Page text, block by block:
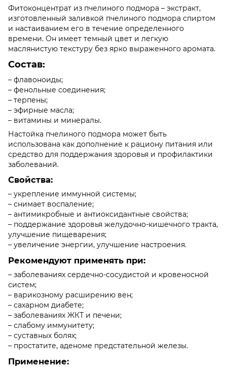
Фитоконцентрат из пчелиного подмора – экстракт,
изготовленный заливкой пчелиного подмора спиртом
и настаиванием его в течение определенного
времени. Он имеет темный цвет и легкую
маслянистую текстуру без ярко выраженного аромата.
Состав:
– флавоноиды;
– фенольные соединения;
– терпены;
– эфирные масла;
– витамины и минералы.
Настойка пчелиного подмора может быть
использована как дополнение к рациону питания или
средство для поддержания здоровья и профилактики
заболеваний.
Свойства:
– укрепление иммунной системы;
– снимает воспаление;
– антимикробные и антиоксидантные свойства;
– поддержание здоровья желудочно-кишечного тракта,
улучшение пищеварения;
– увеличение энергии, улучшение настроения.
Рекомендуют применять при:
– заболеваниях сердечно-сосудистой и кровеносной
систем;
– варикозному расширению вен;
– сахарном диабете;
– заболеваниях ЖКТ и печени;
– слабому иммунитету;
– суставных болях;
– простатите, аденоме предстательной железы.
Применение: